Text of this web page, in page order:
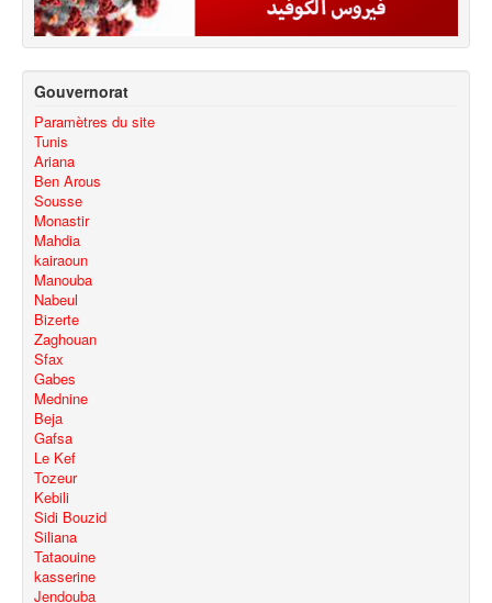
Gouvernorat
Paramètres du site
Tunis
Ariana
Ben Arous
Sousse
Monastir
Mahdia
kairaoun
Manouba
Nabeul
Bizerte
Zaghouan
Sfax
Gabes
Mednine
Beja
Gafsa
Le Kef
Tozeur
Kebili
Sidi Bouzid
Siliana
Tataouine
kasserine
Jendouba